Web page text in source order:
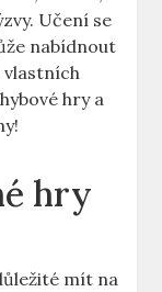
Učení se
nabídnout
vlastních
hry a
hry
mít na